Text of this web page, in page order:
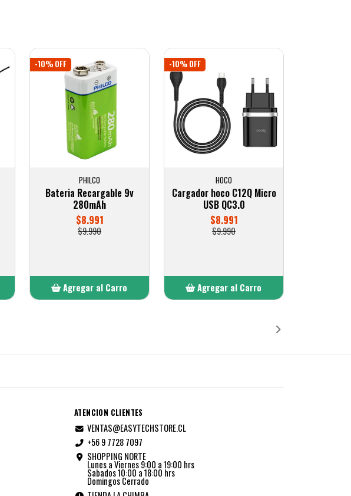
-10% OFF
PHILCO
Bateria Recargable 9v
280mAh
$8.991
$9.990
Agregar al Carro
-10% OFF
HOCO
Cargador hoco C12Q Micro
USB QC3.0
$8.991
$9.990
Agregar al Carro
ATENCION CLIENTES
VENTAS@EASYTECHSTORE.CL
+56 9 7728 7097
SHOPPING NORTE
Lunes a Viernes 9:00 a 19:00 hrs
Sabados 10:00 a 18:00 hrs
Domingos Cerrado